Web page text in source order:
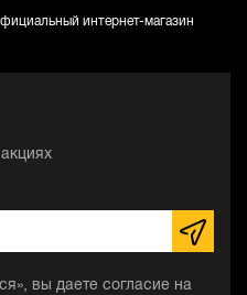
Аккумулятор DEWALT POWERSTACK
Напряжение аккумулятора, В
вы даете согласие на
интернет-магазин